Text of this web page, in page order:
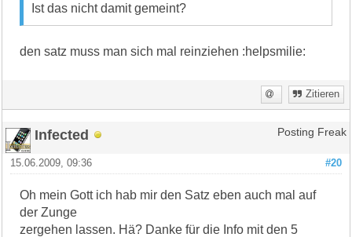
Ist das nicht damit gemeint?
den satz muss man sich mal reinziehen :helpsmilie:
Zitieren
Infected Posting Freak
#20
15.06.2009, 09:36
Oh mein Gott ich hab mir den Satz eben auch mal auf
der Zunge
zergehen lassen. Hä? Danke für die Info mit den 5